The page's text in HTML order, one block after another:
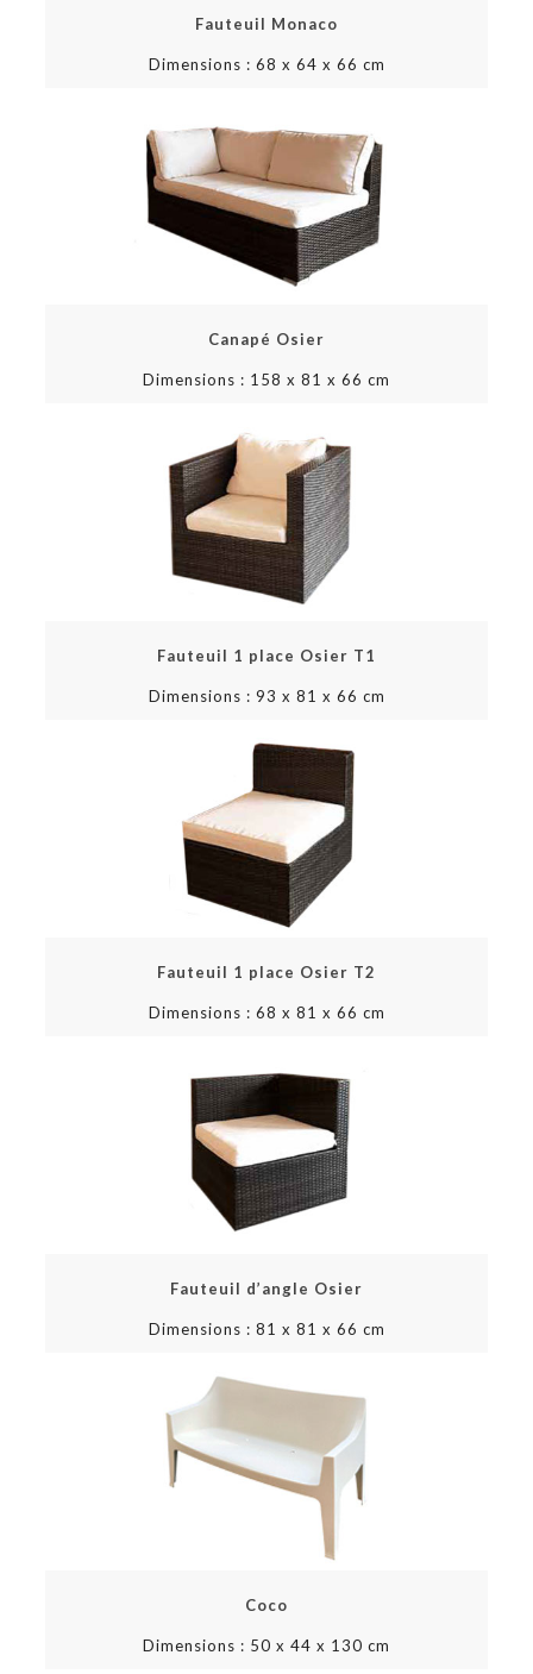
Fauteuil Monaco
Dimensions : 68 x 64 x 66 cm
Canapé Osier
Dimensions : 158 x 81 x 66 cm
Fauteuil 1 place Osier T1
Dimensions : 93 x 81 x 66 cm
Fauteuil 1 place Osier T2
Dimensions : 68 x 81 x 66 cm
Fauteuil d’angle Osier
Dimensions : 81 x 81 x 66 cm
Coco
Dimensions : 50 x 44 x 130 cm